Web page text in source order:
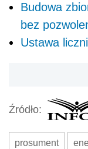
Budowa
bez
Ustawa
Źródło:
prosument